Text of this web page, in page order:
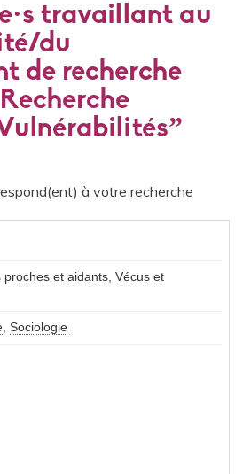
travaillant au
du
de recherche
à votre recherche
proches et aidants, Vécus et
, Sociologie